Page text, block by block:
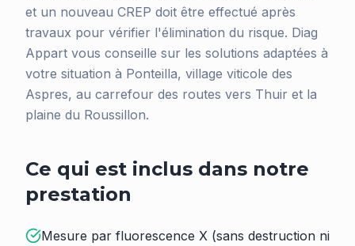
et un nouveau CREP doit être effectué après
travaux pour vérifier l'élimination du risque. Diag
Appart vous conseille sur les solutions adaptées à
votre situation à Ponteilla, village viticole des
Aspres, au carrefour des routes vers Thuir et la
plaine du Roussillon.
Ce qui est inclus dans notre
prestation
Mesure par fluorescence X (sans destruction ni